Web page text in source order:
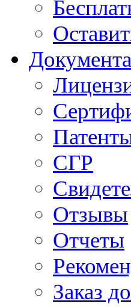
СГР
Отзывы
Отчеты
Заказ